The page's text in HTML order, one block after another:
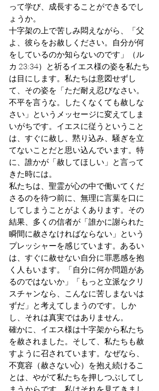
って学び、成長することができるでし
ょうか。
十字架の上で苦しみ悶えながら、「父
よ、彼らをお赦しください。自分が何
をしているのか知らないのです」（ル
カ 23:34）と祈るイエス様の姿を私たち
は目にします。私たちは意図せずし
て、その姿を「ただ耐え忍びなさい。
不平を言うな。したくなくても赦しな
さい」というメッセージに変えてしま
いがちです。イエスに従うということ
は、すぐに赦し、黙り込み、騒ぎを立
てないことだと思い込んでいます。特
に、誰かが「赦してほしい」と言って
きた時には。
私たちは、聖霊が心の中で働いてくだ
さるのを待つ前に、無理に言葉を口に
してしまうことがよくあります。その
結果、多くの信者が「誰かに謝られた
瞬間に赦さなければならない」という
プレッシャーを感じています。あるい
は、すぐに赦せない自分に罪悪感を抱
く人もいます。「自分に何か問題があ
るのではないか」「もっと立派なクリ
スチャンなら、こんなに苦しまないは
ずだ」と考えてしまうのです。しか
し、それは真実ではありません。
確かに、イエス様は十字架から私たち
を赦されました。そして、私たちも赦
すように召されています。なぜなら、
不寛容（赦さない心）を抱え続けるこ
とは、やがて私たちを押しつぶしてし
まうからです。私はそれを見てきまし